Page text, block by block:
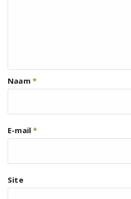
Naam *
E-mail*
Site